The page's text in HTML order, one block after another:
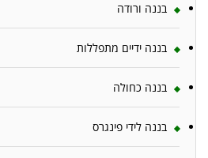
בננה ורודה
בננה ידיים מתפללות
בננה כחולה
בננה לידי פינגרס